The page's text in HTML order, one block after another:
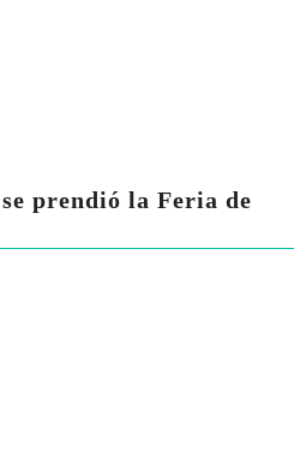
prendió la Feria de